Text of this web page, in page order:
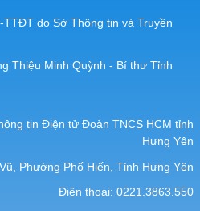
do Sở Thông tin và Truyền
Thiệu Minh Quỳnh - Bí thư Tỉnh
tin Điện tử Đoàn TNCS HCM tỉnh
Hưng Yên
Phường Phố Hiến, Tỉnh Hưng Yên
Điện thoại: 0221.3863.550